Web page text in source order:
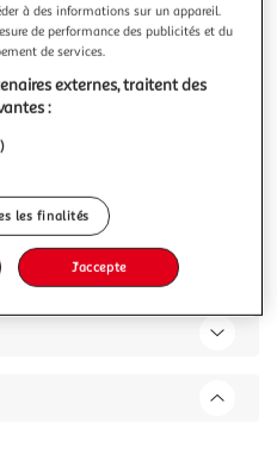
à des informations sur un appareil.
de performance des publicités et du
de services.
externes, traitent des
:
les finalités
J'accepte